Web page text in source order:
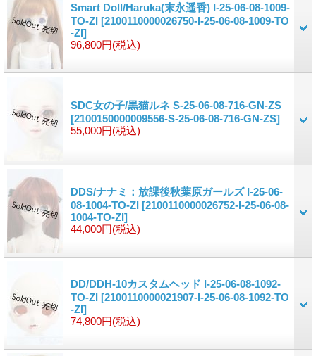
Smart Doll/Haruka(末永遥香) I-25-06-08-1009-
TO-ZI [2100110000026750-I-25-06-08-1009-TO
-ZI]
96,800円(税込)
SDC女の子/黒猫ルネ S-25-06-08-716-GN-ZS
[2100150000009556-S-25-06-08-716-GN-ZS]
55,000円(税込)
DDS/ナナミ：放課後秋葉原ガールズ I-25-06-
08-1004-TO-ZI [2100110000026752-I-25-06-08-
1004-TO-ZI]
44,000円(税込)
DD/DDH-10カスタムヘッド I-25-06-08-1092-
TO-ZI [2100110000021907-I-25-06-08-1092-TO
-ZI]
74,800円(税込)